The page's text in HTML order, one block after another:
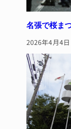
名張で桜ま
2026年4月4日